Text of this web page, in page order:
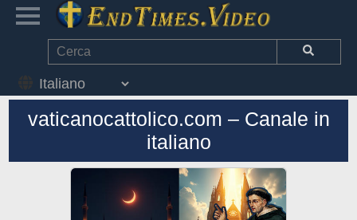
vaticanocattolico.com – Canale in
italiano